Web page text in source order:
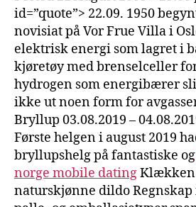
id=”quote”> 22.09. 1950
novisiat på Vor Frue Villa i
elektrisk energi som lagret i
kjøretøy med brenselceller
hydrogen som energibærer
ikke ut noen form for
Bryllup 03.08.2019 –
Første helgen i august 2019
bryllupshelg på fantastiske og
norge mobile datingKlækken
naturskjønne dildo